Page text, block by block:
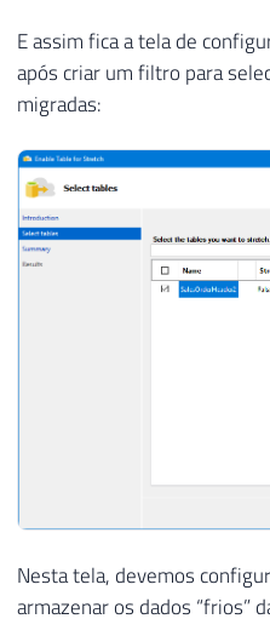
E assim fica a tela de
após criar um filtro para
migradas:
Nesta tela, devemos
armazenar os dados “frios”